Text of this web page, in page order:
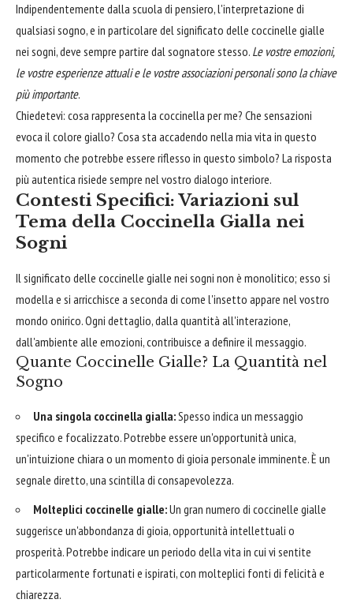
Indipendentemente dalla scuola di pensiero, l'interpretazione di
qualsiasi sogno, e in particolare del significato delle coccinelle gialle
nei sogni, deve sempre partire dal sognatore stesso. Le vostre emozioni,
le vostre esperienze attuali e le vostre associazioni personali sono la chiave
più importante.
Chiedetevi: cosa rappresenta la coccinella per me? Che sensazioni
evoca il colore giallo? Cosa sta accadendo nella mia vita in questo
momento che potrebbe essere riflesso in questo simbolo? La risposta
più autentica risiede sempre nel vostro dialogo interiore.
Contesti Specifici: Variazioni sul
Tema della Coccinella Gialla nei
Sogni
Il significato delle coccinelle gialle nei sogni non è monolitico; esso si
modella e si arricchisce a seconda di come l'insetto appare nel vostro
mondo onirico. Ogni dettaglio, dalla quantità all'interazione,
dall'ambiente alle emozioni, contribuisce a definire il messaggio.
Quante Coccinelle Gialle? La Quantità nel
Sogno
Una singola coccinella gialla:Spesso indica un messaggio
specifico e focalizzato. Potrebbe essere un'opportunità unica,
un'intuizione chiara o un momento di gioia personale imminente. È un
segnale diretto, una scintilla di consapevolezza.
Molteplici coccinelle gialle:Un gran numero di coccinelle gialle
suggerisce un'abbondanza di gioia, opportunità intellettuali o
prosperità. Potrebbe indicare un periodo della vita in cui vi sentite
particolarmente fortunati e ispirati, con molteplici fonti di felicità e
chiarezza.